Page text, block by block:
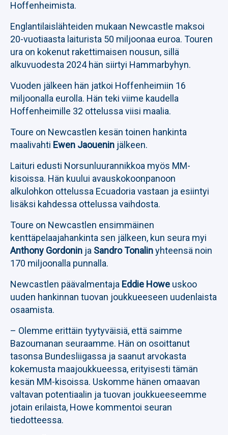
Hoffenheimista.
Englantilaislähteiden mukaan Newcastle maksoi
20-vuotiaasta laiturista 50 miljoonaa euroa. Touren
ura on kokenut rakettimaisen nousun, sillä
alkuvuodesta 2024 hän siirtyi Hammarbyhyn.
Vuoden jälkeen hän jatkoi Hoffenheimiin 16
miljoonalla eurolla. Hän teki viime kaudella
Hoffenheimille 32 ottelussa viisi maalia.
Toure on Newcastlen kesän toinen hankinta
maalivahti Ewen Jaouenin jälkeen.
Laituri edusti Norsunluurannikkoa myös MM-
kisoissa. Hän kuului avauskokoonpanoon
alkulohkon ottelussa Ecuadoria vastaan ja esiintyi
lisäksi kahdessa ottelussa vaihdosta.
Toure on Newcastlen ensimmäinen
kenttäpelaajahankinta sen jälkeen, kun seura myi
Anthony Gordonin ja Sandro Tonalinyhteensä noin
170 miljoonalla punnalla.
Newcastlen päävalmentaja Eddie Howe uskoo
uuden hankinnan tuovan joukkueeseen uudenlaista
osaamista.
– Olemme erittäin tyytyväisiä, että saimme
Bazoumanan seuraamme. Hän on osoittanut
tasonsa Bundesliigassa ja saanut arvokasta
kokemusta maajoukkueessa, erityisesti tämän
kesän MM-kisoissa. Uskomme hänen omaavan
valtavan potentiaalin ja tuovan joukkueeseemme
jotain erilaista, Howe kommentoi seuran
tiedotteessa.